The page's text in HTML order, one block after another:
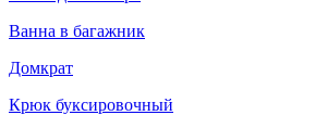
Ванна в багажник
Домкрат
Крюк буксировочный